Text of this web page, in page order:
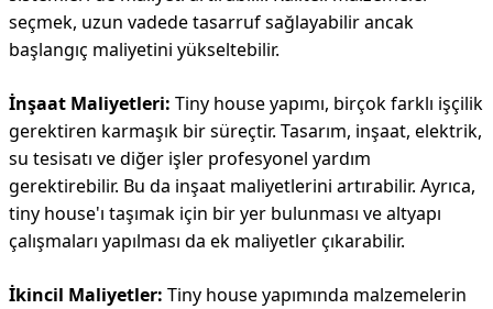
seçmek, uzun vadede tasarruf sağlayabilir ancak
başlangıç maliyetini yükseltebilir.
İnşaat Maliyetleri: Tiny house yapımı, birçok farklı işçilik
gerektiren karmaşık bir süreçtir. Tasarım, inşaat, elektrik,
su tesisatı ve diğer işler profesyonel yardım
gerektirebilir. Bu da inşaat maliyetlerini artırabilir. Ayrıca,
tiny house'ı taşımak için bir yer bulunması ve altyapı
çalışmaları yapılması da ek maliyetler çıkarabilir.
İkincil Maliyetler: Tiny house yapımında malzemelerin